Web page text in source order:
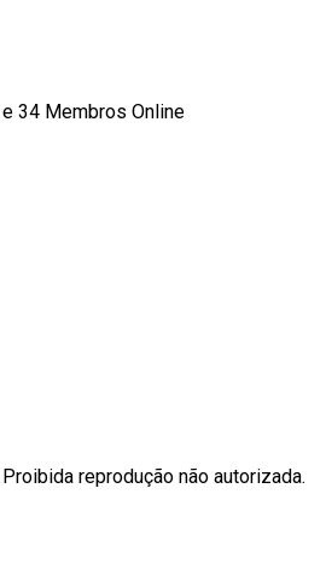
34 Membros Online
reprodução não autorizada.